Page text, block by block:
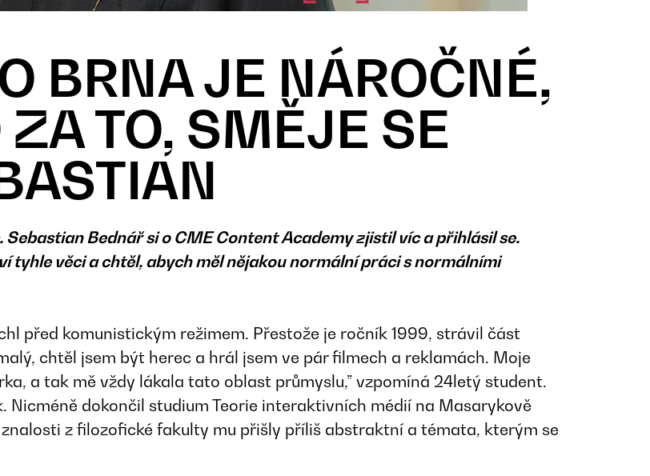
BRNA JE NÁROČNÉ,
TO, SMĚJE SE
Sebastian Bednář si o CME Content Academy zjistil víc a přihlásil se.
tyhle věci a chtěl, abych měl nějakou normální práci s normálními
před komunistickým režimem. Přestože je ročník 1999, strávil část
chtěl jsem být herec a hrál jsem ve pár filmech a reklamách. Moje
a tak mě vždy lákala tato oblast průmyslu,” vzpomíná 24letý student.
Nicméně dokončil studium Teorie interaktivních médií na Masarykově
z filozofické fakulty mu přišly příliš abstraktní a témata, kterým se